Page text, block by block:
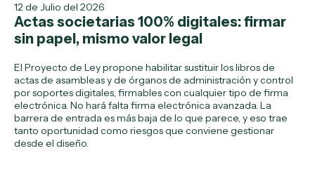
12 de Julio del 2026
Actas societarias 100% digitales: firmar
sin papel, mismo valor legal
El Proyecto de Ley propone habilitar sustituir los libros de
actas de asambleas y de órganos de administración y control
por soportes digitales, firmables con cualquier tipo de firma
electrónica. No hará falta firma electrónica avanzada. La
barrera de entrada es más baja de lo que parece, y eso trae
tanto oportunidad como riesgos que conviene gestionar
desde el diseño.